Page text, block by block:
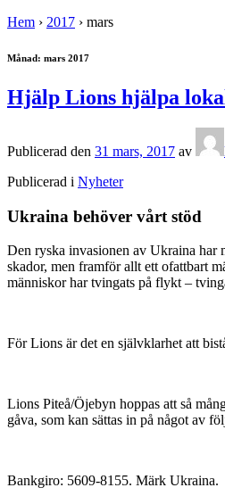
Hem › 2017 › mars
Månad: mars 2017
Hjälp Lions hjälpa
Publicerad den 31 mars, 2017 av
Publicerad i Nyheter
Ukraina behöver vårt stöd
Den ryska invasionen av Ukraina har
skador, men framför allt ett ofattbart
människor har tvingats på flykt –
För Lions är det en självklarhet att
Lions Piteå/Öjebyn hoppas att så
gåva, som kan sättas in på något av
Bankgiro: 5609-8155. Märk Ukraina.